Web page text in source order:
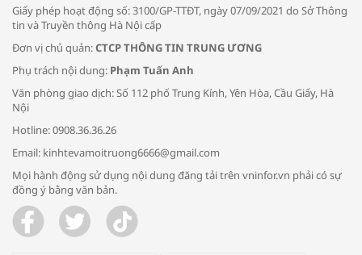
Bác sĩ tư vấn cách phòng tránh bệnh
đường hô hấp trong thời tiết giao mùa
Trao yêu thương cho em
Giấy phép hoạt động số: 3100/GP-TTĐT, ngày 07/09/2021 do Sở Thông
tin và Truyền thông Hà Nội cấp
Đơn vị chủ quản:CTCP THÔNG TIN TRUNG ƯƠNG
Phụ trách nội dung: Phạm Tuấn Anh
Văn phòng giao dịch: Số 112 phố Trung Kính, Yên Hòa, Cầu Giấy, Hà
Nội
Hotline: 0908.36.36.26
Email: kinhtevamoitruong6666@gmail.com
Mọi hành động sử dụng nội dung đăng tải trên vninfor.vn phải có sự
đồng ý bằng văn bản.